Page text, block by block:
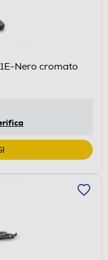
Nero cromato